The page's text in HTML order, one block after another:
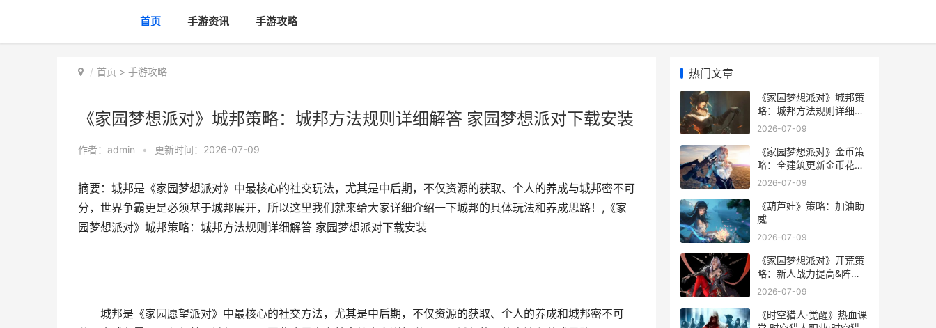
首页 手游资讯 手游攻略
首页 > 手游攻略
《家园梦想派对》城邦策略：城邦方法规则详细解答 家园梦想派对下载安装
作者： admin • 更新时间：2026-07-09
摘要：城邦是《家园梦想派对》中最核心的社交玩法，尤其是中后期，不仅资源的获取、个人的养成与城邦密不可
分，世界争霸更是必须基于城邦展开，所以这里我们就来给大家详细介绍一下城邦的具体玩法和养成思路！,《家
园梦想派对》城邦策略：城邦方法规则详细解答 家园梦想派对下载安装
城邦是《家园愿望派对》中最核心的社交方法，尤其是中后期，不仅资源的获取、个人的养成和城邦密不可
热门文章
《家园梦想派对》城邦策
略：城邦方法规则详细解
答 家园梦想派对下载安装
2026-07-09
《家园梦想派对》金币策
略：全建筑更新金币花费
家园梦想派对5个培养攻
2026-07-09
《葫芦娃》策略：加油助
威
2026-07-09
《家园梦想派对》开荒策
略：新人战力提高&阵型
组合主推 家园梦想派对下
2026-07-09
《时空猎人·觉醒》热血课